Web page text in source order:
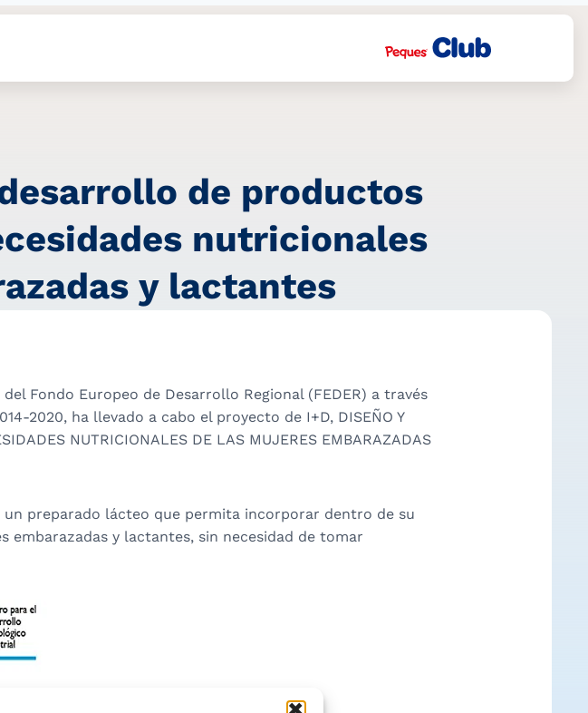
de productos
nutricionales
y lactantes
Fondo Europeo de Desarrollo Regional (FEDER) a través
2020, ha llevado a cabo el proyecto de I+D, DISEÑO Y
NUTRICIONALES DE LAS MUJERES EMBARAZADAS
preparado lácteo que permita incorporar dentro de su
y lactantes, sin necesidad de tomar